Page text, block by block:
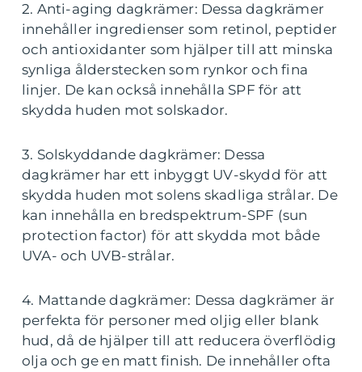
2. Anti-aging dagkrämer: Dessa dagkrämer
innehåller ingredienser som retinol, peptider
och antioxidanter som hjälper till att minska
synliga ålderstecken som rynkor och fina
linjer. De kan också innehålla SPF för att
skydda huden mot solskador.
3. Solskyddande dagkrämer: Dessa
dagkrämer har ett inbyggt UV-skydd för att
skydda huden mot solens skadliga strålar. De
kan innehålla en bredspektrum-SPF (sun
protection factor) för att skydda mot både
UVA- och UVB-strålar.
4. Mattande dagkrämer: Dessa dagkrämer är
perfekta för personer med oljig eller blank
hud, då de hjälper till att reducera överflödig
olja och ge en matt finish. De innehåller ofta